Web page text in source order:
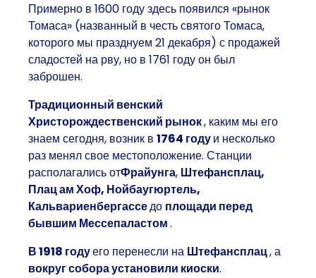
Примерно в 1600 году здесь появился «рынок
Томаса» (названный в честь святого Томаса,
которого мы празднуем 21 декабря) с продажей
сладостей на рву, но в 1761 году он был
заброшен.
Традиционный венский
Христорождественский рынок, каким мы его
знаем сегодня, возник в 1764 годуи несколько
раз менял свое местоположение. Станции
располагались отФрайунга, Штефансплац,
Плац ам Хоф, Нойбаугюртель,
Кальвариенбергасседо площади перед
бывшим Мессепаластом.
В 1918 годуего перенесли на Штефансплац, а
вокруг собора установили киоски.